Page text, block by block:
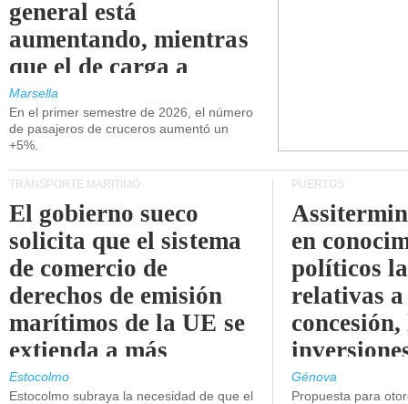
general está
aumentando, mientras
que el de carga a
granel está
disminuyendo.
Marsella
En el primer semestre de 2026, el número
de pasajeros de cruceros aumentó un
+5%.
TRANSPORTE MARÍTIMO
El gobierno sueco
solicita que el sistema
de comercio de
derechos de emisión
marítimos de la UE se
extienda a más
buques.
Estocolmo
Estocolmo subraya la necesidad de que el
PUERTOS
en
políticos
relativas a
concesión,
Génova
Propuesta para